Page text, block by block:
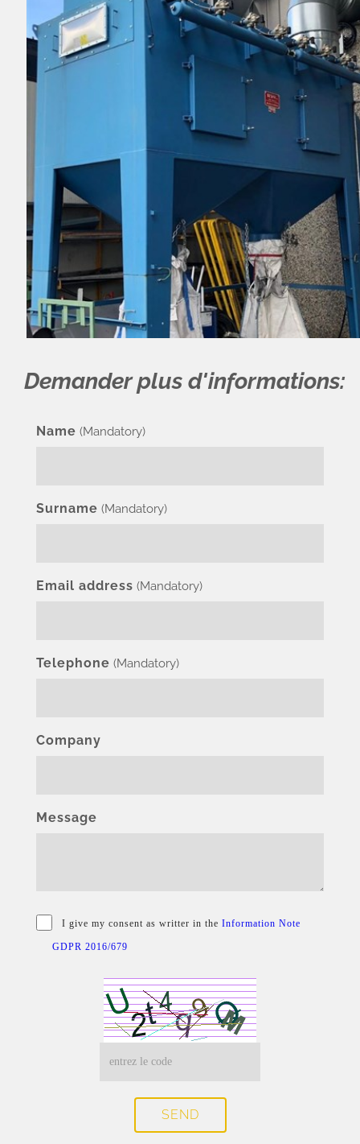
Demander plus d'informations:
Name (Mandatory)
Surname (Mandatory)
Email address (Mandatory)
Telephone (Mandatory)
Company
Message
I give my consent as writter in the Information Note
GDPR 2016/679
SEND